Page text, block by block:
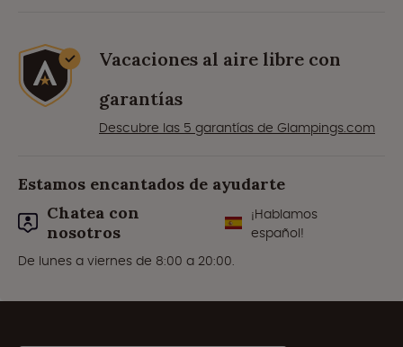
Vacaciones al aire libre con
garantías
Descubre las 5 garantías de Glampings.com
Estamos encantados de ayudarte
Chatea con
nosotros
¡Hablamos
español!
De lunes a viernes de 8:00 a 20:00.